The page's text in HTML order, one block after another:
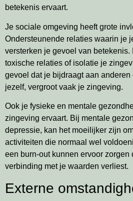
betekenis ervaart.
Je sociale omgeving heeft grote
Ondersteunende relaties waarin je
versterken je gevoel van betekenis.
toxische relaties of isolatie je
gevoel dat je bijdraagt aan anderen
jezelf, vergroot vaak je zingeving.
Ook je fysieke en mentale
zingeving ervaart. Bij mentale
depressie, kan het moeilijker zijn
activiteiten die normaal wel
een burn-out kunnen ervoor zorgen
verbinding met je waarden verliest.
Externe